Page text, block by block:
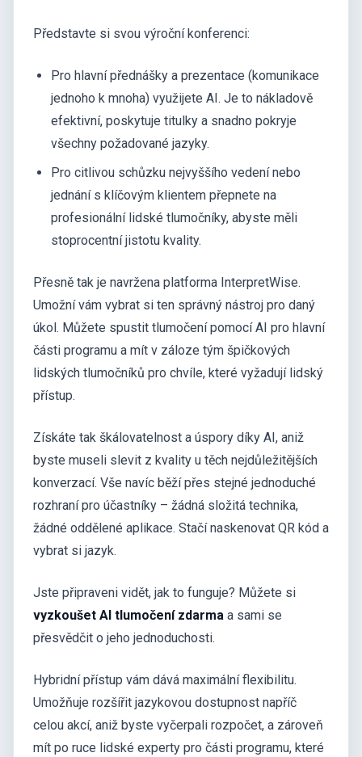
Představte si svou výroční konferenci:
Pro hlavní přednášky a prezentace (komunikace
jednoho k mnoha) využijete AI. Je to nákladově
efektivní, poskytuje titulky a snadno pokryje
všechny požadované jazyky.
Pro citlivou schůzku nejvyššího vedení nebo
jednání s klíčovým klientem přepnete na
profesionální lidské tlumočníky, abyste měli
stoprocentní jistotu kvality.
Přesně tak je navržena platforma InterpretWise.
Umožní vám vybrat si ten správný nástroj pro daný
úkol. Můžete spustit tlumočení pomocí AI pro hlavní
části programu a mít v záloze tým špičkových
lidských tlumočníků pro chvíle, které vyžadují lidský
přístup.
Získáte tak škálovatelnost a úspory díky AI, aniž
byste museli slevit z kvality u těch nejdůležitějších
konverzací. Vše navíc běží přes stejné jednoduché
rozhraní pro účastníky – žádná složitá technika,
žádné oddělené aplikace. Stačí naskenovat QR kód a
vybrat si jazyk.
Jste připraveni vidět, jak to funguje? Můžete si
vyzkoušet AI tlumočení zdarma a sami se
přesvědčit o jeho jednoduchosti.
Hybridní přístup vám dává maximální flexibilitu.
Umožňuje rozšířit jazykovou dostupnost napříč
celou akcí, aniž byste vyčerpali rozpočet, a zároveň
mít po ruce lidské experty pro části programu, které